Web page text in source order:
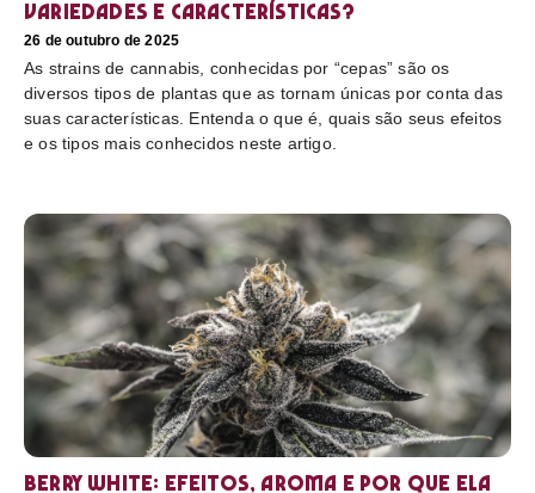
variedades e características?
26 de outubro de 2025
As strains de cannabis, conhecidas por “cepas” são os
diversos tipos de plantas que as tornam únicas por conta das
suas características. Entenda o que é, quais são seus efeitos
e os tipos mais conhecidos neste artigo.
Berry White: efeitos, aroma e por que ela